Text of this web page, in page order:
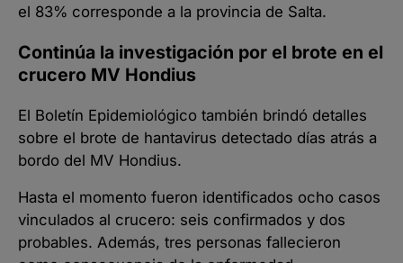
el 83% corresponde a la provincia de Salta.
Continúa la investigación por el brote en el
crucero MV Hondius
El Boletín Epidemiológico también brindó detalles
sobre el brote de hantavirus detectado días atrás a
bordo del MV Hondius.
Hasta el momento fueron identificados ocho casos
vinculados al crucero: seis confirmados y dos
probables. Además, tres personas fallecieron